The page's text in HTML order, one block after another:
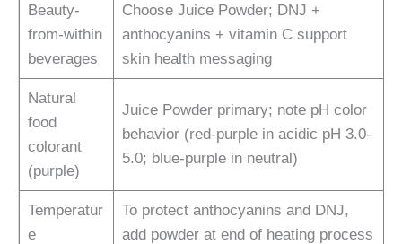
Beauty-
from-within
beverages
Choose Juice Powder; DNJ +
anthocyanins + vitamin C support
skin health messaging
Natural
food
colorant
(purple)
Juice Powder primary; note pH color
behavior (red-purple in acidic pH 3.0-
5.0; blue-purple in neutral)
Temperatur
e
To protect anthocyanins and DNJ,
add powder at end of heating process